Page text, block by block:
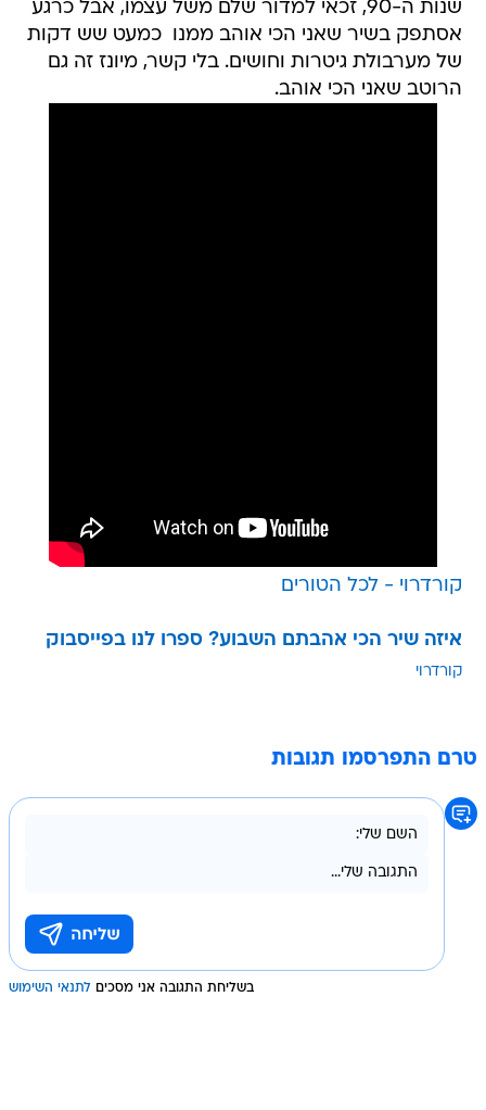
שנות ה-90, זכאי למדור שלם משל עצמו, אבל כרגע
אסתפק בשיר שאני הכי אוהב ממנו  כמעט שש דקות
של מערבולת גיטרות וחושים. בלי קשר, מיונז זה גם
הרוטב שאני הכי אוהב.
קורדרוי - לכל הטורים
איזה שיר הכי אהבתם השבוע? ספרו לנו בפייסבוק
קורדרוי
טרם התפרסמו תגובות
בשליחת התגובה אני מסכים לתנאי השימוש